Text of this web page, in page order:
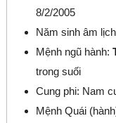
8/2/2005
Năm sinh âm
Mệnh ngũ hành:
trong suối
Cung phi: Nam
Mệnh Quái